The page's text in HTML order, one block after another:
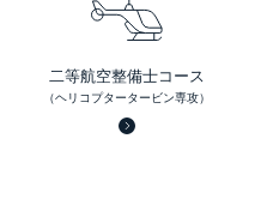
二等航空整備士コース
（ヘリコプタータービン専攻）